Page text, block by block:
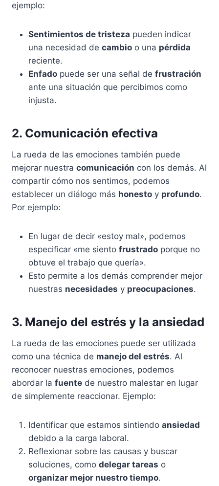
ejemplo:
Sentimientos de tristeza pueden indicar
una necesidad de cambio o una pérdida
reciente.
Enfado puede ser una señal de frustración
ante una situación que percibimos como
injusta.
2. Comunicación efectiva
La rueda de las emociones también puede
mejorar nuestra comunicación con los demás. Al
compartir cómo nos sentimos, podemos
establecer un diálogo más honesto y profundo.
Por ejemplo:
En lugar de decir «estoy mal», podemos
especificar «me siento frustrado porque no
obtuve el trabajo que quería».
Esto permite a los demás comprender mejor
nuestras necesidades y preocupaciones.
3. Manejo del estrés y la ansiedad
La rueda de las emociones puede ser utilizada
como una técnica de manejo del estrés. Al
reconocer nuestras emociones, podemos
abordar la fuente de nuestro malestar en lugar
de simplemente reaccionar. Ejemplo:
Identificar que estamos sintiendo ansiedad
debido a la carga laboral.
Reflexionar sobre las causas y buscar
soluciones, como delegar tareas o
organizar mejor nuestro tiempo.